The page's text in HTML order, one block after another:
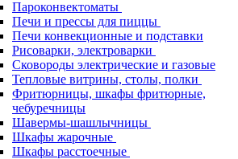
Пароконвектоматы
Печи и прессы для пиццы
Печи конвекционные и подставки
Рисоварки, электроварки
Сковороды электрические и газовые
Тепловые витрины, столы, полки
Фритюрницы, шкафы фритюрные,
чебуречницы
Шавермы-шашлычницы
Шкафы жарочные
Шкафы расстоечные